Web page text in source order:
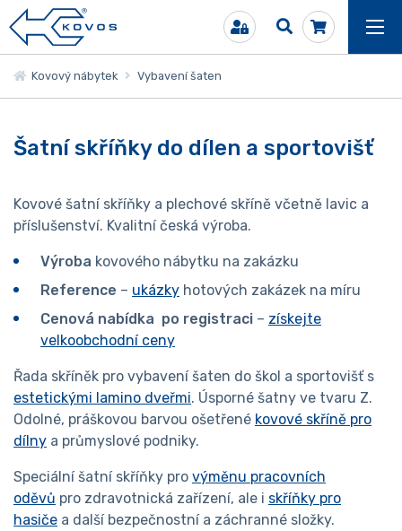
Kovový nábytek Vybavení šaten
Šatní skříňky do dílen a sportovišť
Kovové šatní skříňky a plechové skříně včetně lavic a
příslušenství. Kvalitní česká výroba.
Výroba kovového nábytku na zakázku
Reference – ukázky hotových zakázek na míru
Cenová nabídka po registraci – získejte
velkoobchodní ceny
Řada skříněk pro vybavení šaten do škol a sportovišť s
estetickými lamino dveřmi. Úsporné šatny ve tvaru Z.
Odolné, práškovou barvou ošetřené kovové skříně pro
dílny a průmyslové podniky.
Speciální šatní skříňky pro výměnu pracovních
oděvů pro zdravotnická zařízení, ale i skříňky pro
hasiče a další bezpečnostní a záchranné složky.